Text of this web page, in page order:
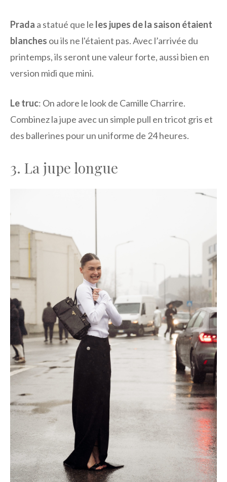
Prada a statué que le les jupes de la saison étaient
blanches ou ils ne l'étaient pas. Avec l’arrivée du
printemps, ils seront une valeur forte, aussi bien en
version midi que mini.
Le truc: On adore le look de Camille Charrire.
Combinez la jupe avec un simple pull en tricot gris et
des ballerines pour un uniforme de 24 heures.
3. La jupe longue